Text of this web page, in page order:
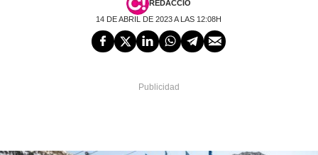
REDACCIÓ
14 DE ABRIL DE 2023 A LAS 12:08H